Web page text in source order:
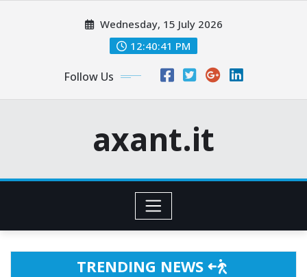
Wednesday, 15 July 2026
12:40:43 PM
Follow Us
axant.it
TRENDING NEWS